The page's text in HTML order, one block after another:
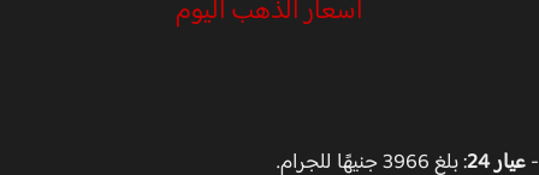
أسعار الذهب اليوم
24 : بلغ 3966 جنيهًا للجرام.